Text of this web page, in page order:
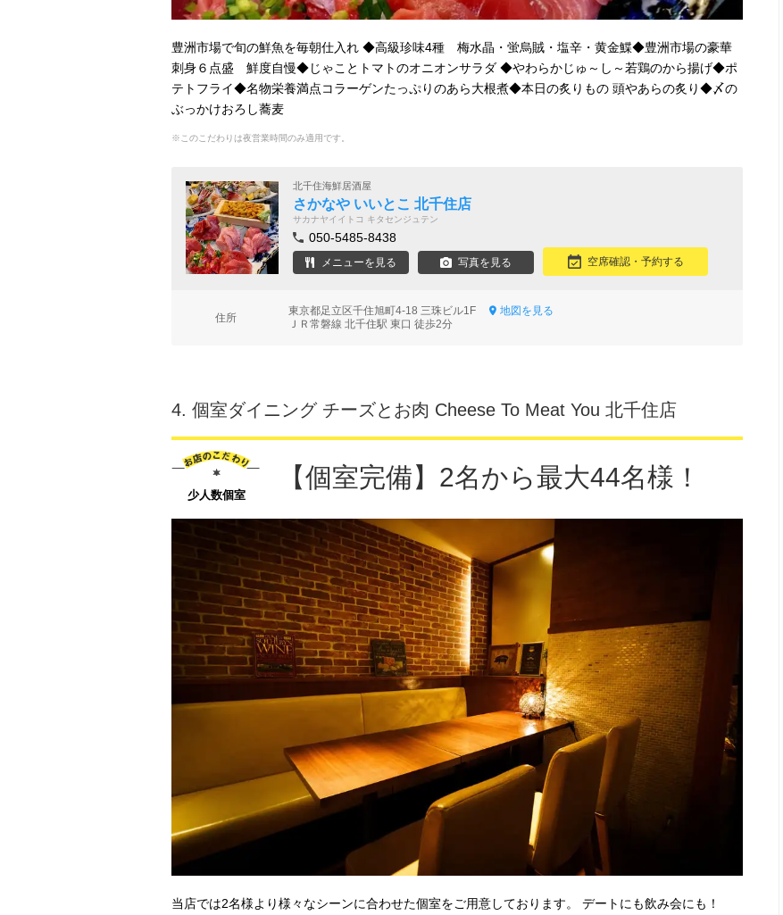
豊洲市場で旬の鮮魚を毎朝仕入れ ◆高級珍味4種 梅水晶・蛍烏賊・塩辛・黄金鰈◆豊洲市場の豪華
刺身６点盛 鮮度自慢◆じゃことトマトのオニオンサラダ ◆やわらかじゅ～し～若鶏のから揚げ◆ポ
テトフライ◆名物栄養満点コラーゲンたっぷりのあら大根煮◆本日の炙りもの 頭やあらの炙り◆〆の
ぶっかけおろし蕎麦
※このこだわりは夜営業時間のみ適用です。
北千住海鮮居酒屋
さかなや いいとこ 北千住店
サカナヤイイトコ キタセンジュテン
050-5485-8438
メニューを見る 写真を見る 空席確認・予約する
住所
東京都足立区千住旭町4-18 三珠ビル1F
地図を見る
ＪＲ常磐線 北千住駅 東口 徒歩2分
4. 個室ダイニング チーズとお肉 Cheese To Meat You 北千住店
少人数個室
【個室完備】2名から最大44名様！
当店では2名様より様々なシーンに合わせた個室をご用意しております。 デートにも飲み会にも！